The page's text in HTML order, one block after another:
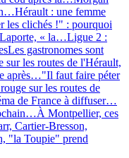
Hérault : une femme
les clichés !" : pourquoi
« la…Ligue 2 :
Les gastronomes sont
sur les routes de l'Hérault,
après…"Il faut faire péter
sur les routes de
de France à diffuser…
À Montpellier, ces
Cartier-Bresson,
"la Toupie" prend